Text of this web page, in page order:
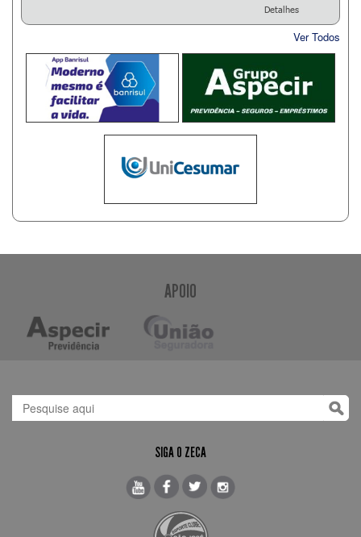
Detalhes
Ver Todos
APOIO
SIGA O ZECA